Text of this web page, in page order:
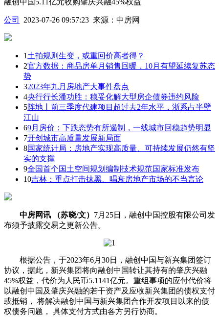
融创中国5.11亿元收购肇庆兴融45%权益
公司 2023-07-26 09:57:23 来源： 中房网
1 土拍规则生变，或重回价高者得？
2官方数据：商品房单月销售回暖，10月有望延续复苏态
势
32023年九月房地产大事件盘点
4央行行长潘功胜：稳妥化解大型房企债券违约风险
5阵地丨前三季度代建项目超过去2年水平，浙系占半壁
江山
69月房价：下跌态势有所遏制，一线城市回稳趋势明显
7开创城市高质量发展新局面
8国家统计局：房地产实现高质量、可持续发展仍然有坚
实的支撑
9全国首个国土空间规划编制技术规范国家标准发布
10吉林：重点打击抹黑、唱衰房地产市场的不当言论
中房网讯 （苏晓/文） 7月25日，融创中国控股有限公司发
布须予披露交易之更新公告。
根据公告，于2023年6月30日，融创中国与新兴集团签订
协议，据此，新兴集团将向融创中国转让其持有的肇庆兴融
45%权益，代价为人民币5.1141亿元。重组事项的应付代价将
以融创中国及肇庆兴融的若干资产及应收新兴集团的债权支付
或抵销， 将解决融创中国与新兴集团合作开发项目以来的债
权债务问题， 具体支付方式由各方另行协商。